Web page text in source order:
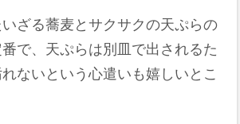
ざる蕎麦とサクサクの天ぷらの
で、天ぷらは別皿で出されるた
ないという心遣いも嬉しいとこ